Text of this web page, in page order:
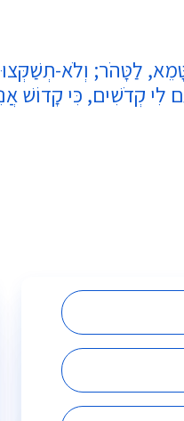
לַטָּהֹר; וְלֹא-
קְדֹשִׁים, כִּי קָדוֹשׁ